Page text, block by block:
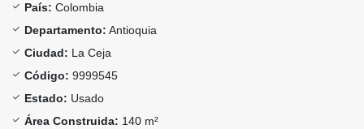
País: Colombia
Departamento: Antioquia
Ciudad: La Ceja
Código: 9999545
Estado: Usado
Área Construida: 140 m²